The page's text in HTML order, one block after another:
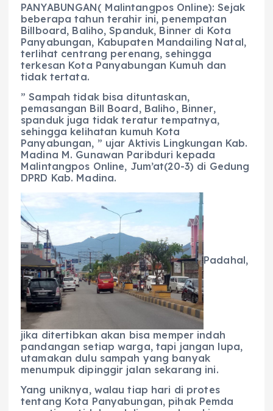
PANYABUNGAN( Malintangpos Online): Sejak
beberapa tahun terahir ini, penempatan
Billboard, Baliho, Spanduk, Binner di Kota
Panyabungan, Kabupaten Mandailing Natal,
terlihat centrang perenang, sehingga
terkesan Kota Panyabungan Kumuh dan
tidak tertata.
” Sampah tidak bisa dituntaskan,
pemasangan Bill Board, Baliho, Binner,
spanduk juga tidak teratur tempatnya,
sehingga kelihatan kumuh Kota
Panyabungan, ” ujar Aktivis Lingkungan Kab.
Madina M. Gunawan Paribduri kepada
Malintangpos Online, Jum’at(20-3) di Gedung
DPRD Kab. Madina.
Padahal,
jika ditertibkan akan bisa memper indah
pandangan setiap warga, tapi jangan lupa,
utamakan dulu sampah yang banyak
menumpuk dipinggir jalan sekarang ini.
Yang uniknya, walau tiap hari di protes
tentang Kota Panyabungan, pihak Pemda